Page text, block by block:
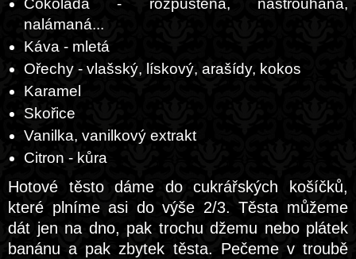
Čokoláda - rozpuštěná, nastrouhaná,
nalámaná...
Káva - mletá
Ořechy - vlašský, lískový, arašídy, kokos
Karamel
Skořice
Vanilka, vanilkový extrakt
Citron - kůra
Hotové těsto dáme do cukrářských košíčků,
které plníme asi do výše 2/3. Těsta můžeme
dát jen na dno, pak trochu džemu nebo plátek
banánu a pak zbytek těsta. Pečeme v troubě